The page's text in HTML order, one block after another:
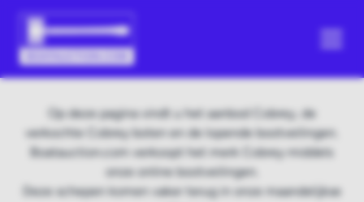
Op deze pagina vindt u het aanbod Cobrey, de
verkochte Cobrey boten en de lopende bootveilingen.
Boatauction.com verkoopt het merk Cobrey middels
onze online bootveilingen.
Deze schepen komen vaker terug in onze maandelijkse